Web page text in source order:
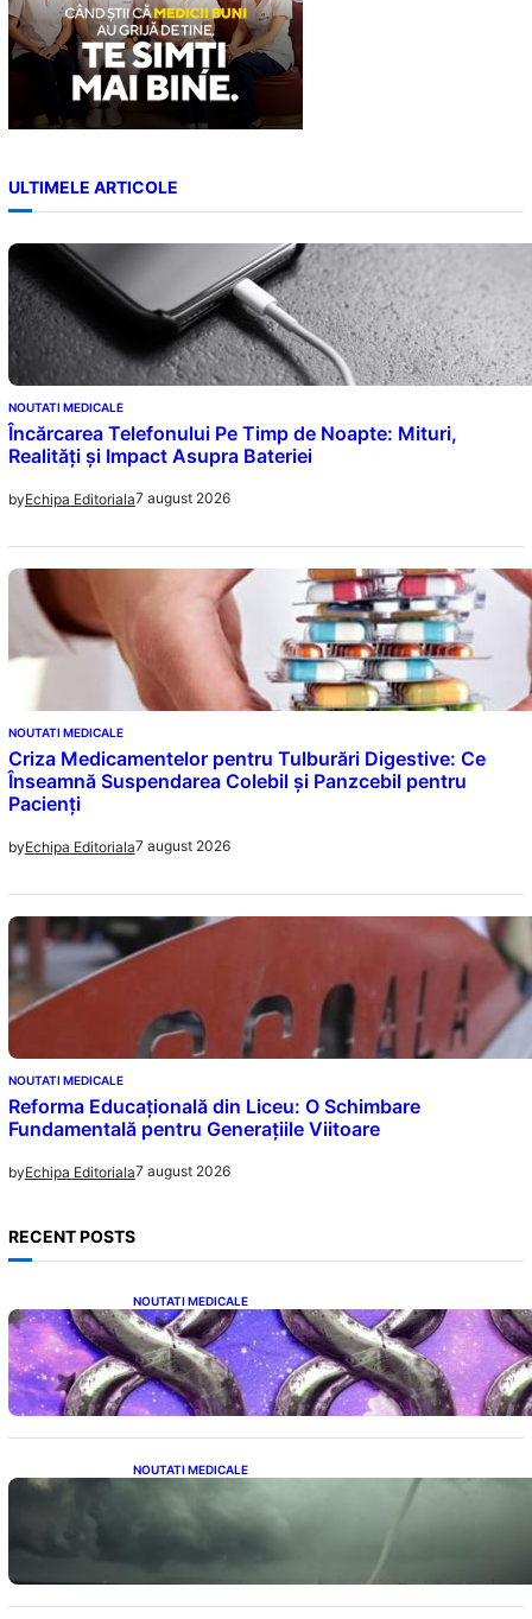
ULTIMELE ARTICOLE
NOUTATI MEDICALE
Încărcarea Telefonului Pe Timp de Noapte: Mituri,
Realități și Impact Asupra Bateriei
byEchipa Editoriala7 august 2026
NOUTATI MEDICALE
Criza Medicamentelor pentru Tulburări Digestive: Ce
Înseamnă Suspendarea Colebil și Panzcebil pentru
Pacienți
byEchipa Editoriala7 august 2026
NOUTATI MEDICALE
Reforma Educațională din Liceu: O Schimbare
Fundamentală pentru Generațiile Viitoare
byEchipa Editoriala7 august 2026
RECENT POSTS
NOUTATI MEDICALE
Energia Banilor și a Norocului: Ce să Eviți pe
8 August pentru a Nu Bloca Fluxul
Prosperității
NOUTATI MEDICALE
România în fața unei veri extreme: Canicula
și efectele sale devastatoare în august